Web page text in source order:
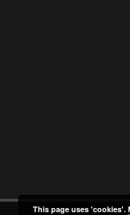
This page uses 'cookies'.